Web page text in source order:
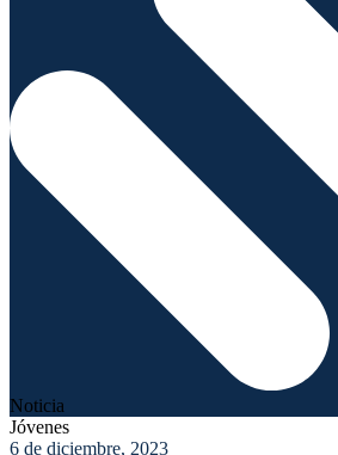
Noticia
Jóvenes
6 de diciembre, 2023